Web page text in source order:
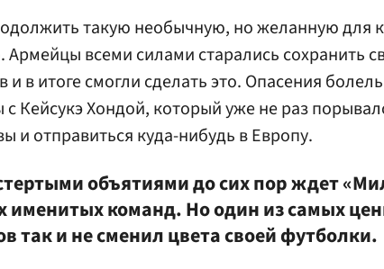
такую необычную, но желанную для
всеми силами старались сохранить
и в итоге смогли сделать это. Опасения
с Кейсукэ Хондой, который уже не раз
и отправиться куда-нибудь в Европу.
объятиями до сих пор ждет
именитых команд. Но один из самых
так и не сменил цвета своей футболки.